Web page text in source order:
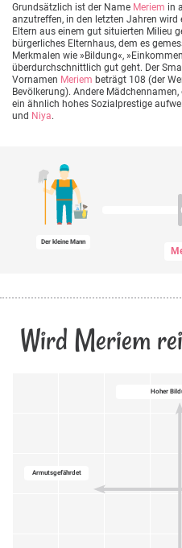
Grundsätzlich ist der Name Meriem in
anzutreffen, in den letzten Jahren
Eltern aus einem gut situierten Milieu
bürgerliches Elternhaus, dem es
Merkmalen wie »Bildung«,
überdurchschnittlich gut geht. Der
Vornamen Meriem beträgt 108 (der
Bevölkerung). Andere
ein ähnlich hohes Sozialprestige
und Niya.
Der kleine Mann
Wird Meriem
Hoher
Armutsgefährdet